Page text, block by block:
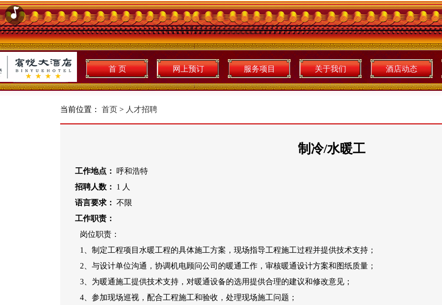
首 页 网上预订 服务项目 关于我们 酒店动态
当前位置： 首页 > 人才招聘
制冷/水暖工
工作地点： 呼和浩特
招聘人数： 1 人
语言要求： 不限
工作职责：
岗位职责：
1、制定工程项目水暖工程的具体施工方案，现场指导工程施工过程并提供技术支持；
2、与设计单位沟通，协调机电顾问公司的暖通工作，审核暖通设计方案和图纸质量；
3、为暖通施工提供技术支持，对暖通设备的选用提供合理的建议和修改意见；
4、参加现场巡视，配合工程施工和验收，处理现场施工问题；